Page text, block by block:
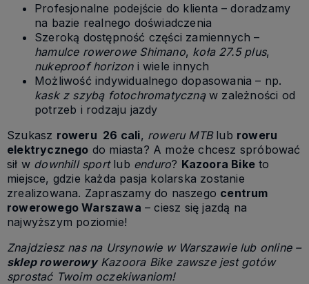
Profesjonalne podejście do klienta – doradzamy
na bazie realnego doświadczenia
Szeroką dostępność części zamiennych –
hamulce rowerowe Shimano, koła 27.5 plus,
nukeproof horizoni wiele innych
Możliwość indywidualnego dopasowania – np.
kask z szybą fotochromatycznąw zależności od
potrzeb i rodzaju jazdy
Szukasz roweru 26 cali, roweru MTBlub roweru
elektrycznego do miasta? A może chcesz spróbować
sił w downhill sportlub enduro? Kazoora Bike to
miejsce, gdzie każda pasja kolarska zostanie
zrealizowana. Zapraszamy do naszego centrum
rowerowego Warszawa – ciesz się jazdą na
najwyższym poziomie!
Znajdziesz nas na Ursynowie w Warszawie lub online –
sklep rowerowyKazoora Bike zawsze jest gotów
sprostać Twoim oczekiwaniom!